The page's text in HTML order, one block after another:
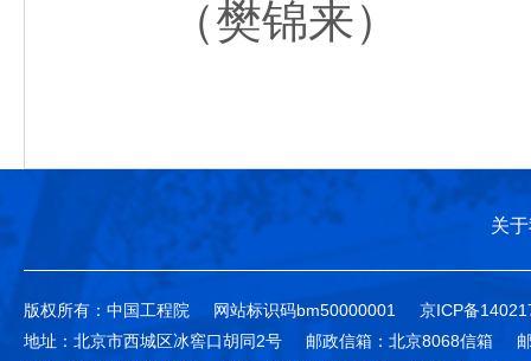
（樊锦来）
关
版权所有：中国工程院 网站标识码bm50000001
京ICP备
地址：北京市西城区冰窖口胡同2号
邮政信箱：北京8068信箱